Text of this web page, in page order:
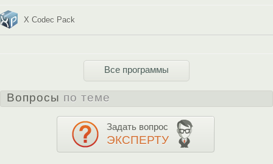
X Codec Pack
Все программы
Вопросы по теме
Задать вопрос
ЭКСПЕРТУ